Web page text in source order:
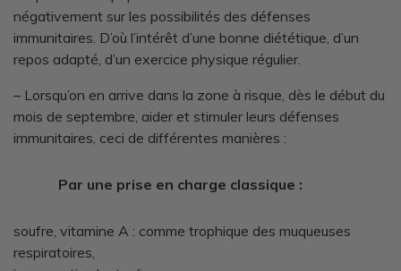
négativement sur les possibilités des défenses
immunitaires. D’où l’intérêt d’une bonne diététique, d’un
repos adapté, d’un exercice physique régulier.
– Lorsqu’on en arrive dans la zone à risque, dès le début du
mois de septembre, aider et stimuler leurs défenses
immunitaires, ceci de différentes manières :
Par une prise en charge classique :
soufre, vitamine A : comme trophique des muqueuses
respiratoires,